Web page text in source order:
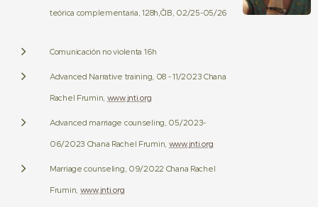
teórica complementaria, 128h,ČIB, 02/25-05/26
Comunicación no violenta 16h
Advanced Narrative training, 08 - 11/2023 Chana
Rachel Frumin, www.jnti.org
Advanced marriage counseling, 05/2023-
06/2023 Chana Rachel Frumin, www.jnti.org
Marriage counseling, 09/2022 Chana Rachel
Frumin, www.jnti.org